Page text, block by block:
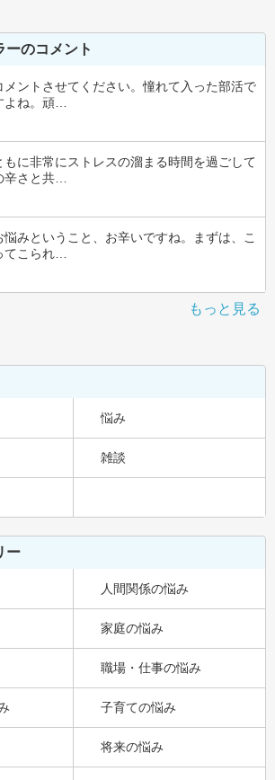
ーのコメント
メントさせてください。憧れて入った部活で
よね。頑…
もに非常にストレスの溜まる時間を過ごして
辛さと共…
みということ、お辛いですね。まずは、こ
てこられ…
もっと見る
悩み
雑談
ー
人間関係の悩み
家庭の悩み
職場・仕事の悩み
子育ての悩み
将来の悩み